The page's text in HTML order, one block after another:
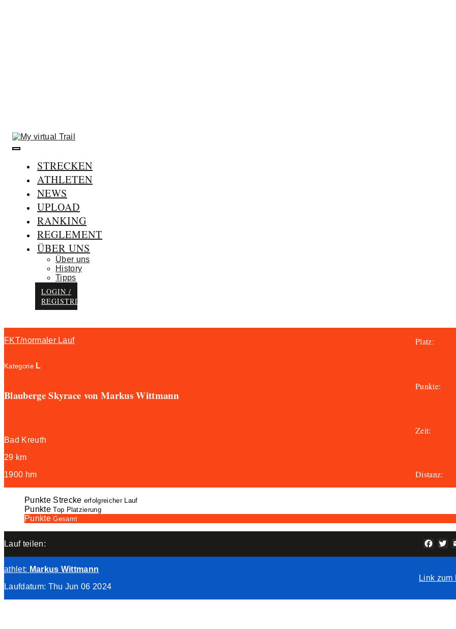
Skip
STRECKEN
ATHLETEN
NEWS
UPLOAD
RANKING
REGLEMENT
ÜBER UNS
Über uns
History
Tipps
LOGIN /
REGISTRIEREN
FKT/normaler Lauf
Kategorie L
Blauberge Skyrace von Markus Wittmann
Bad Kreuth
29 km
1900 hm
Platz:
Punkte:
Zeit:
Distanz:
Punkte Strecke erfolgreicher Lauf
PunkteTop Platzierung
PunkteGesamt
Lauf teilen:
athlet: Markus Wittmann
Laufdatum: Thu Jun 06 2024
Link zum